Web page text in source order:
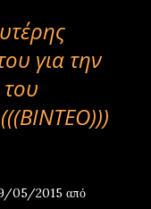
για την
του
05/2015 από